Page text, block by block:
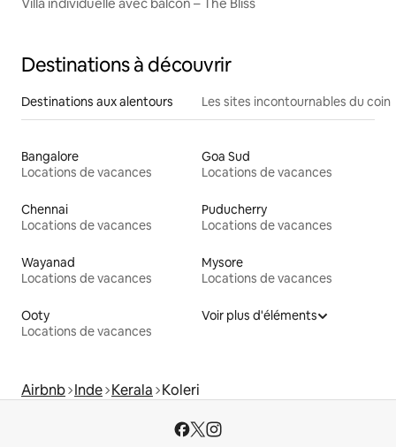
Destinations à découvrir
Destinations aux alentours Les sites incontournables du coin
Bangalore
Locations de vacances
Goa Sud
Locations de vacances
Chennai
Locations de vacances
Puducherry
Locations de vacances
Wayanad
Locations de vacances
Mysore
Locations de vacances
Ooty
Locations de vacances
Voir plus d'éléments
Airbnb Inde Kerala Koleri